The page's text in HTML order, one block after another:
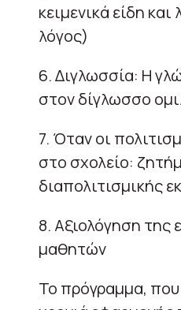
κειμενικά είδη και
λόγος)
6. Διγλωσσία: Η
στον δίγλωσσο
7. Όταν οι
στο σχολείο:
διαπολιτισμικής
8. Αξιολόγηση της
μαθητών
Το πρόγραμμα,